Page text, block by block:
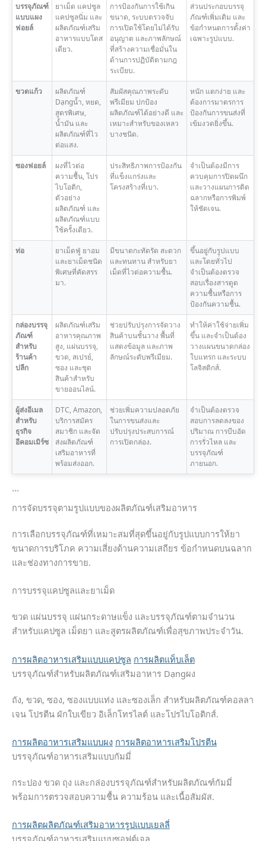
บรรจุภัณฑ์
แบบแผง
ฟอยล์
ยาเม็ด แคปซูล
แคปซูลนิ่ม และ
ผลิตภัณฑ์เสริม
อาหารแบบโดส
เดียว.
การป้องกันการใช้เกิน
ขนาด, ระบบตรวจจับ
การเปิดใช้โดยไม่ได้รับ
อนุญาต และภาพลักษณ์
ที่สร้างความเชื่อมั่นใน
ด้านการปฏิบัติตามกฎ
ระเบียบ.
ส่วนประกอบบรรจุ
ภัณฑ์เพิ่มเติม และ
ข้อกำหนดการตั้งค่า
เฉพาะรูปแบบ.
ขวดแก้ว
ผลิตภัณฑ์
Dạngน้ำ, หยด,
สูตรพิเศษ,
น้ำมัน และ
ผลิตภัณฑ์ที่ไว
ต่อแสง.
สัมผัสคุณภาพระดับ
พรีเมียม ปกป้อง
ผลิตภัณฑ์ได้อย่างดี และ
เหมาะสำหรับของเหลว
บางชนิด.
หนัก แตกง่าย และ
ต้องการมาตรการ
ป้องกันการขนส่งที่
เข้มงวดยิ่งขึ้น.
ซองฟอยล์
ผงที่ไวต่อ
ความชื้น, โปร
ไบโอติก,
ตัวอย่าง
ผลิตภัณฑ์ และ
ผลิตภัณฑ์แบบ
ใช้ครั้งเดียว.
ประสิทธิภาพการป้องกัน
ที่แข็งแกร่งและ
โครงสร้างที่เบา.
จำเป็นต้องมีการ
ควบคุมการปิดผนึก
และวางแผนการติด
ฉลากหรือการพิมพ์
ให้ชัดเจน.
ท่อ
ยาเม็ดฟู่ ยาอม
และยาเม็ดชนิด
พิเศษที่คัดสรร
มา.
มีขนาดกะทัดรัด สะดวก
และทนทาน สำหรับยา
เม็ดที่ไวต่อความชื้น.
ขึ้นอยู่กับรูปแบบ
และโดยทั่วไป
จำเป็นต้องตรวจ
สอบเรื่องสารดูด
ความชื้นหรือการ
ป้องกันความชื้น.
กล่องบรรจุ
ภัณฑ์
สำหรับ
ร้านค้า
ปลีก
ผลิตภัณฑ์เสริม
อาหารคุณภาพ
สูง, แผ่นบรรจุ,
ขวด, สเปรย์,
ซอง และชุด
สินค้าสำหรับ
ขายออนไลน์.
ช่วยปรับปรุงการจัดวาง
สินค้าบนชั้นวาง พื้นที่
แสดงข้อมูล และภาพ
ลักษณ์ระดับพรีเมียม.
ทำให้ค่าใช้จ่ายเพิ่ม
ขึ้น และจำเป็นต้อง
วางแผนขนาดกล่อง
ใบแทรก และระบบ
โลจิสติกส์.
ผู้ส่งอีเมล
สำหรับ
ธุรกิจ
อีคอมเมิร์ซ
DTC, Amazon,
บริการสมัคร
สมาชิก และจัด
ส่งผลิตภัณฑ์
เสริมอาหารที่
พร้อมส่งออก.
ช่วยเพิ่มความปลอดภัย
ในการขนส่งและ
ปรับปรุงประสบการณ์
การเปิดกล่อง.
จำเป็นต้องตรวจ
สอบการลดลงของ
ปริมาณ การบีบอัด
การรั่วไหล และ
บรรจุภัณฑ์
ภายนอก.
```
การจัดบรรจุตามรูปแบบของผลิตภัณฑ์เสริมอาหาร
การเลือกบรรจุภัณฑ์ที่เหมาะสมที่สุดขึ้นอยู่กับรูปแบบการให้ยา
ขนาดการบริโภค ความเสี่ยงด้านความเสถียร ข้อกำหนดบนฉลาก
และช่องทางการขาย.
การบรรจุแคปซูลและยาเม็ด
ขวด แผ่นบรรจุ แผ่นกระดาษแข็ง และบรรจุภัณฑ์ตามจำนวน
สำหรับแคปซูล เม็ดยา และสูตรผลิตภัณฑ์เพื่อสุขภาพประจำวัน.
การผลิตอาหารเสริมแบบแคปซูล การผลิตแท็บเล็ต
บรรจุภัณฑ์สำหรับผลิตภัณฑ์เสริมอาหาร Dạngผง
ถัง, ขวด, ซอง, ซองแบบแท่ง และซองเล็ก สำหรับผลิตภัณฑ์คอลลา
เจน โปรตีน ผักใบเขียว อิเล็กโทรไลต์ และโปรไบโอติกส์.
การผลิตอาหารเสริมแบบผง การผลิตอาหารเสริมโปรตีน
บรรจุภัณฑ์อาหารเสริมแบบกัมมี่
กระปอง ขวด ถุง และกล่องบรรจุภัณฑ์สำหรับผลิตภัณฑ์กัมมี่
พร้อมการตรวจสอบความชื้น ความร้อน และเนื้อสัมผัส.
การผลิตผลิตภัณฑ์เสริมอาหารรูปแบบเยลลี่